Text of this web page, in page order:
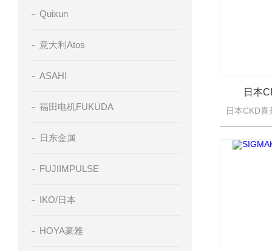
Quixun
意大利Atos
ASAHI
福田电机FUKUDA
日东金属
FUJIIMPULSE
IKO/日本
HOYA豪雅
日本